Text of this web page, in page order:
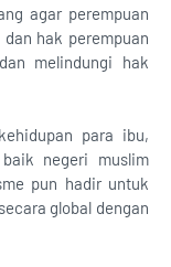
agar perempuan
hak perempuan
melindungi hak
para ibu,
negeri muslim
pun hadir untuk
global dengan